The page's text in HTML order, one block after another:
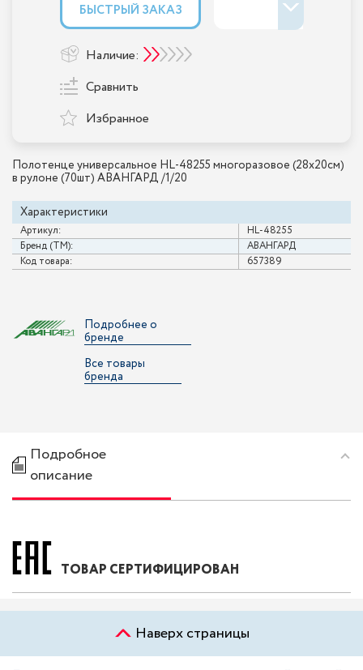
Полотенце универсальное HL-48255 многоразовое (28х20см)
в рулоне (70шт) АВАНГАРД /1/20
Характеристики
Артикул:
HL-48255
Бренд (ТМ):
АВАНГАРД
Код товара:
657389
БЫСТРЫЙ ЗАКАЗ
Наличие:
Сравнить
Избранное
Подробнее о
бренде
Все товары
бренда
Подробное
описание
ТОВАР СЕРТИФИЦИРОВАН
Наверх страницы